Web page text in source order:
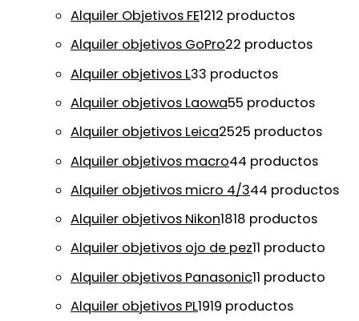
Alquiler Objetivos FE1212 productos
Alquiler objetivos GoPro22 productos
Alquiler objetivos L33 productos
Alquiler objetivos Laowa55 productos
Alquiler objetivos Leica2525 productos
Alquiler objetivos macro44 productos
Alquiler objetivos micro 4/344 productos
Alquiler objetivos Nikon1818 productos
Alquiler objetivos ojo de pez11 producto
Alquiler objetivos Panasonic11 producto
Alquiler objetivos PL1919 productos